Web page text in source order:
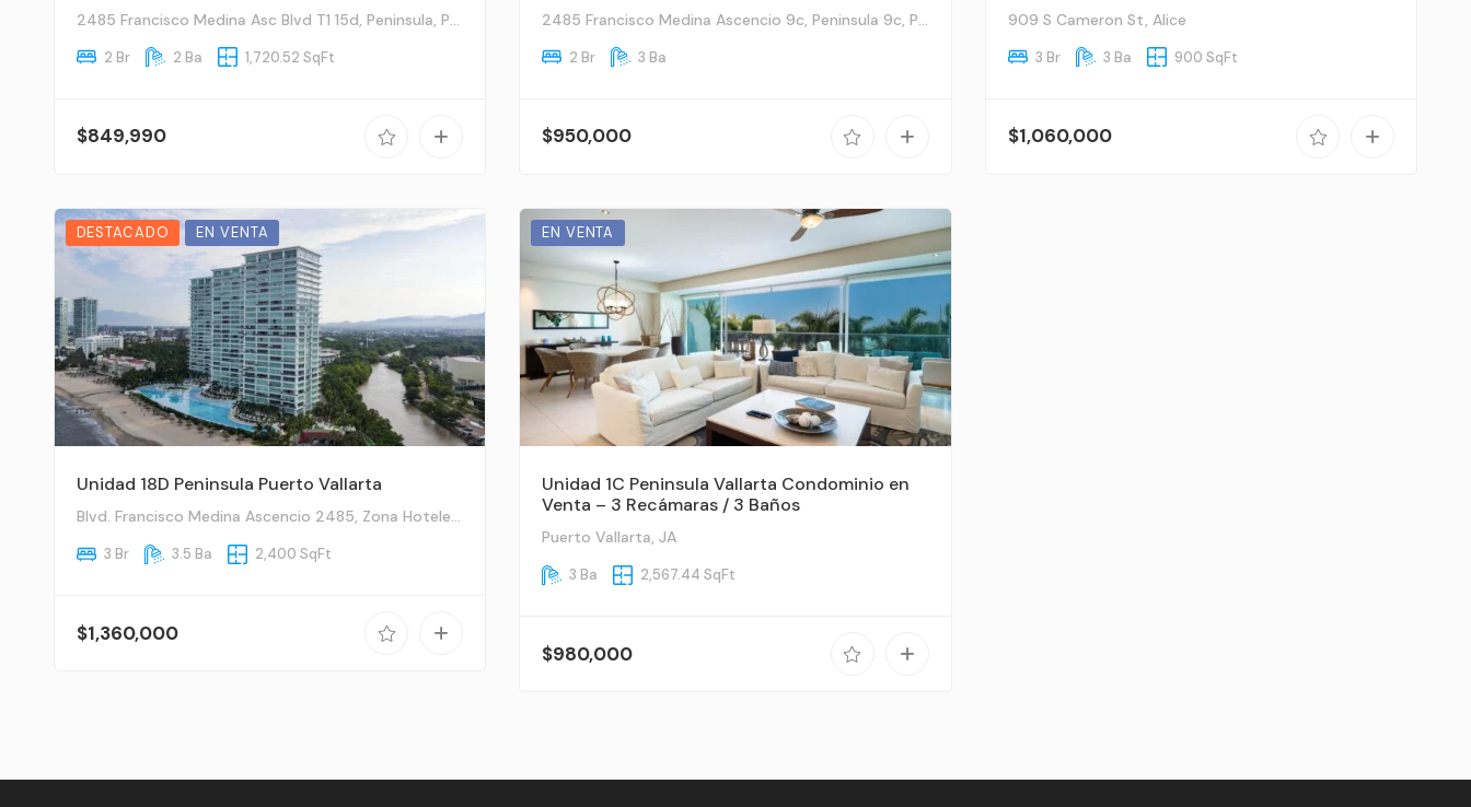
2485 Francisco Medina Asc Blvd T1 15d, Peninsula, Puerto Vallarta, Ja
2 Br 2 Ba 1,720.52 SqFt
$849,990
2485 Francisco Medina Ascencio 9c, Peninsula 9c, Puerto Vallarta, Ja
2 Br 3 Ba
$950,000
909 S Cameron St, Alice
3 Br 3 Ba 900 SqFt
$1,060,000
DESTACADO EN VENTA
Unidad 18D Peninsula Puerto Vallarta
Blvd. Francisco Medina Ascencio 2485, Zona Hotelera, Zona Hotelera Nte., 48333 Puerto Vallarta, Jal.
3 Br 3.5 Ba 2,400 SqFt
$1,360,000
EN VENTA
Unidad 1C Peninsula Vallarta Condominio en
Venta – 3 Recámaras / 3 Baños
Puerto Vallarta, JA
3 Ba 2,567.44 SqFt
$980,000